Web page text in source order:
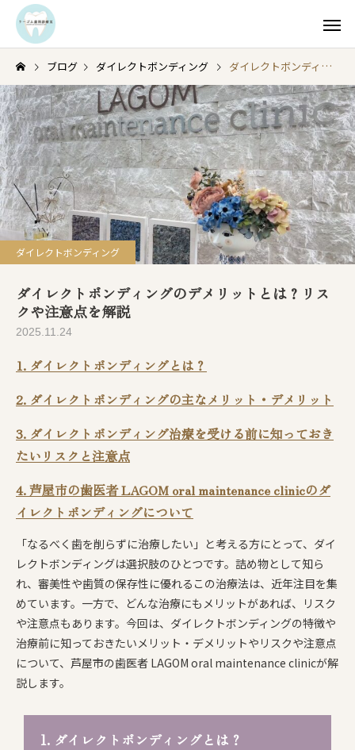
ブログ ダイレクトボンディング ダイレクトボンディングのデメリットとは？リスクや注意点を解説
ダイレクトボンディング
ダイレクトボンディングのデメリットとは？リス
クや注意点を解説
2025.11.24
1. ダイレクトボンディングとは？
2. ダイレクトボンディングの主なメリット・デメリット
3. ダイレクトボンディング治療を受ける前に知っておき
たいリスクと注意点
4. 芦屋市の歯医者 LAGOM oral maintenance clinicのダ
イレクトボンディングについて
「なるべく歯を削らずに治療したい」と考える方にとって、ダイ
レクトボンディングは選択肢のひとつです。詰め物として知ら
れ、審美性や歯質の保存性に優れるこの治療法は、近年注目を集
めています。一方で、どんな治療にもメリットがあれば、リスク
や注意点もあります。今回は、ダイレクトボンディングの特徴や
治療前に知っておきたいメリット・デメリットやリスクや注意点
について、芦屋市の歯医者 LAGOM oral maintenance clinicが解
説します。
1. ダイレクトボンディングとは？